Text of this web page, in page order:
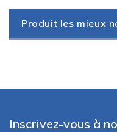
Produit les mieux
Inscrivez-vous à